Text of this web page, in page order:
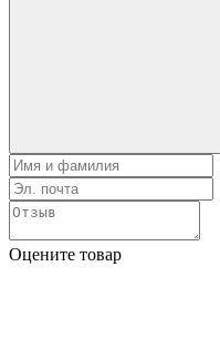
Оцените товар